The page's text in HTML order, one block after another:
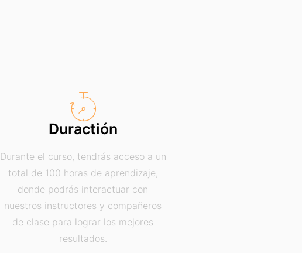
Duractión
Durante el curso, tendrás acceso a un
total de 100 horas de aprendizaje,
donde podrás interactuar con
nuestros instructores y compañeros
de clase para lograr los mejores
resultados.